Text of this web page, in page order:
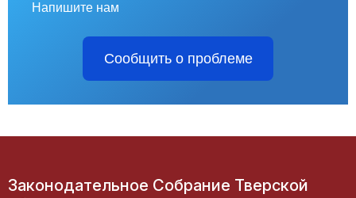
Напишите нам
Сообщить о проблеме
Законодательное Собрание Тверской